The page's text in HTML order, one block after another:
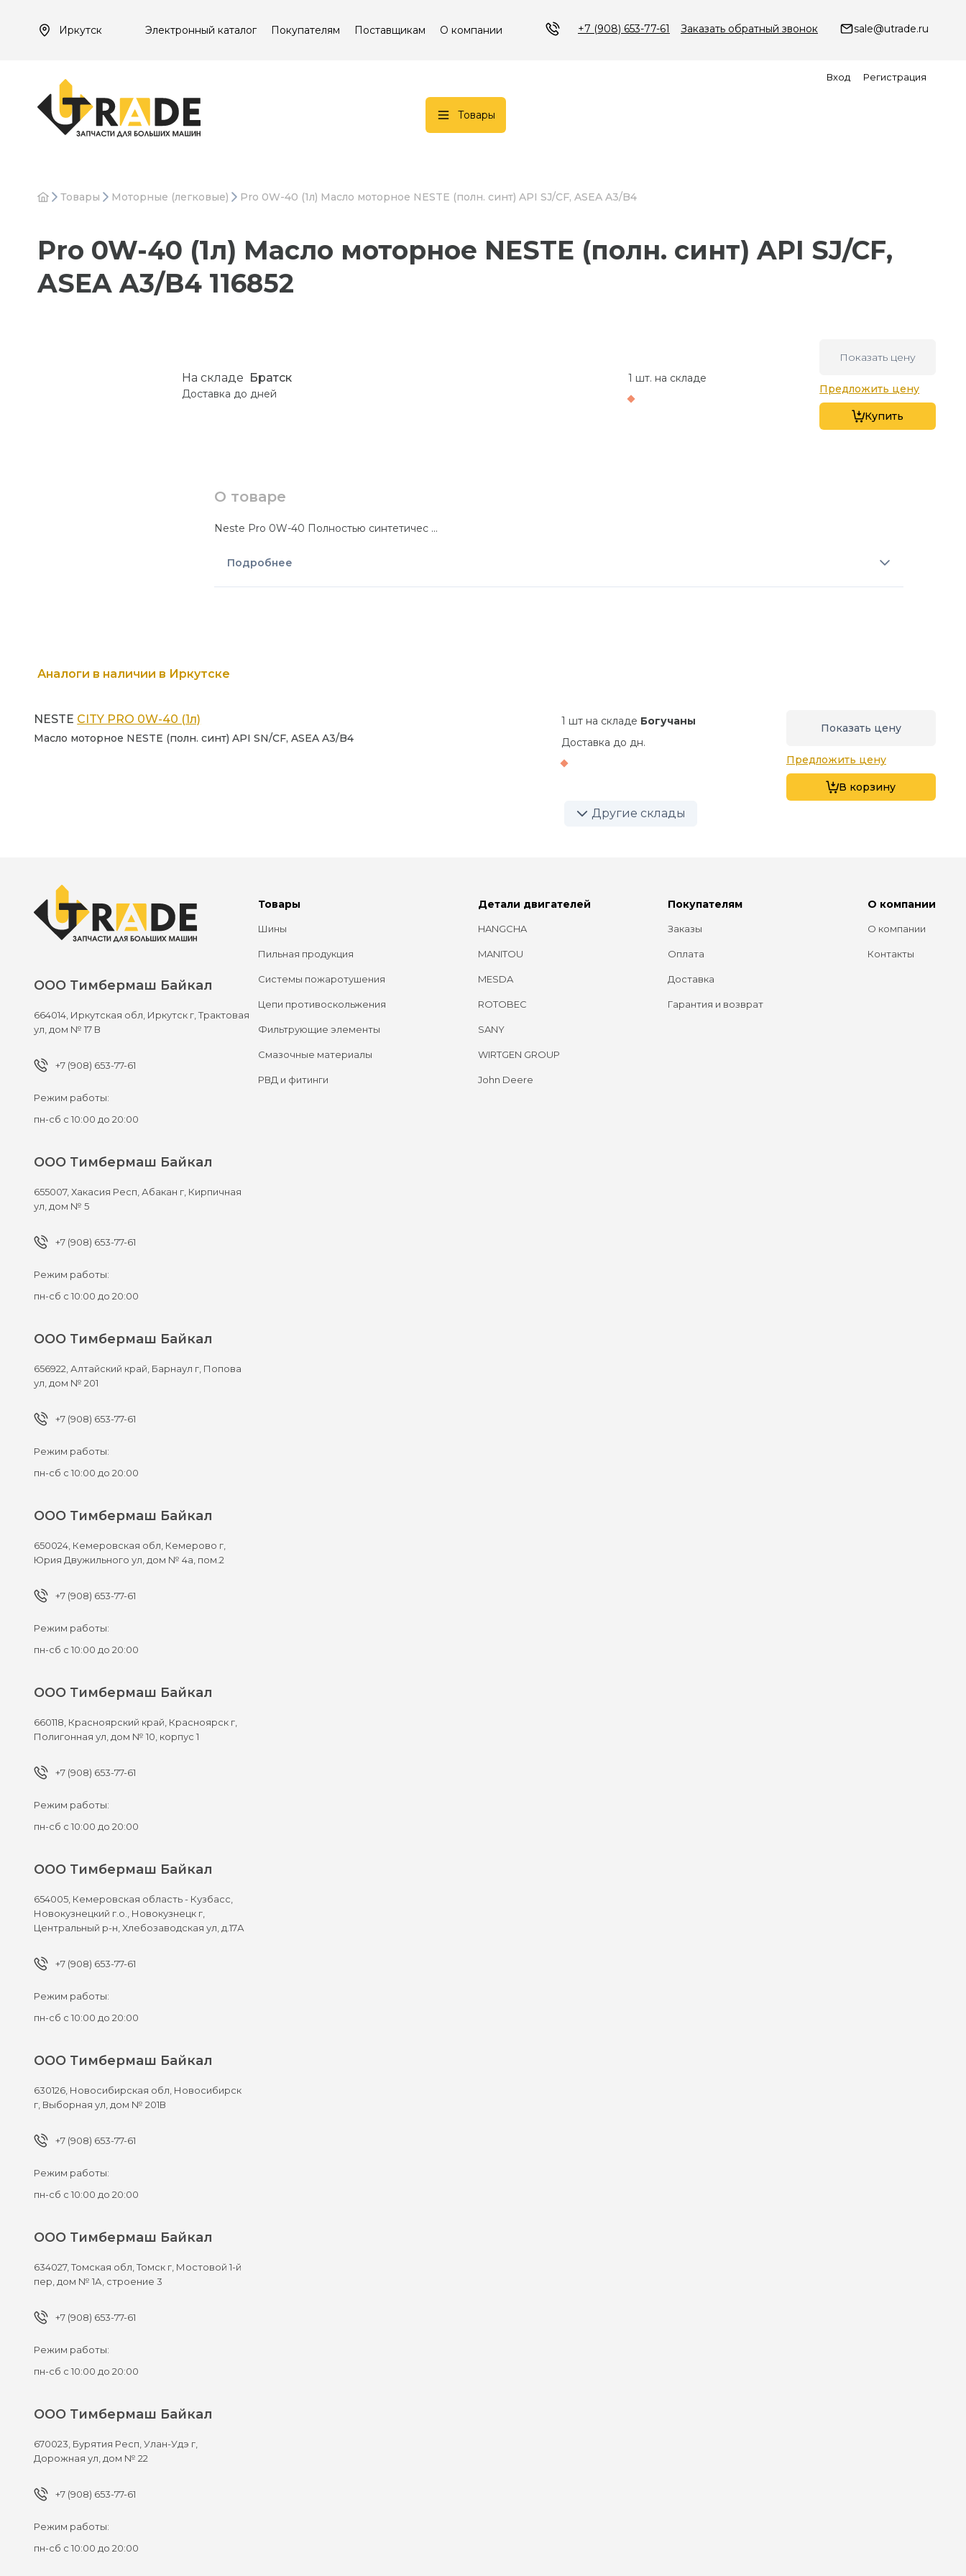
Иркутск Электронный каталог Покупателям Поставщикам О компании +7 (908) 653-77-61 Заказать обратный звонок sale@utrade.ru
Вход Регистрация
Товары
Товары Моторные (легковые) Pro 0W-40 (1л) Масло моторное NESTE (полн. синт) API SJ/CF, ASEA A3/B4
Pro 0W-40 (1л) Масло моторное NESTE (полн. синт) API SJ/CF,
ASEA A3/B4 116852
На складе Братск
Доставка до дней
1 шт. на складе
Показать цену
Предложить цену
Купить
О товаре
Neste Pro 0W-40 Полностью синтетичес ...
Подробнее
Аналоги в наличии в Иркутске
NESTE CITY PRO 0W-40 (1л)
Масло моторное NESTE (полн. синт) API SN/CF, ASEA A3/B4
1 шт на складе Богучаны
Доставка до дн.
Показать цену
Предложить цену
В корзину
Другие склады
ООО Тимбермаш Байкал
664014, Иркутская обл, Иркутск г,Трактовая
ул, дом № 17 В
+7 (908) 653-77-61
Режим работы:
пн-сб с 10:00 до 20:00
ООО Тимбермаш Байкал
655007,Хакасия Респ, Абакан г, Кирпичная
ул, дом № 5
+7 (908) 653-77-61
Режим работы:
пн-сб с 10:00 до 20:00
ООО Тимбермаш Байкал
656922,Алтайский край, Барнаул г, Попова
ул, дом № 201
+7 (908) 653-77-61
Режим работы:
пн-сб с 10:00 до 20:00
ООО Тимбермаш Байкал
650024, Кемеровская обл, Кемерово г,
Юрия Двужильного ул, дом № 4а, пом.2
+7 (908) 653-77-61
Режим работы:
пн-сб с 10:00 до 20:00
ООО Тимбермаш Байкал
660118, Красноярский край, Красноярск г,
Полигонная ул, дом № 10, корпус 1
+7 (908) 653-77-61
Режим работы:
пн-сб с 10:00 до 20:00
ООО Тимбермаш Байкал
654005, Кемеровская область - Кузбасс,
Новокузнецкий г.о., Новокузнецк г,
Центральный р-н, Хлебозаводская ул, д.17А
+7 (908) 653-77-61
Режим работы:
пн-сб с 10:00 до 20:00
ООО Тимбермаш Байкал
630126, Новосибирская обл, Новосибирск
г, Выборная ул, дом № 201В
+7 (908) 653-77-61
Режим работы:
пн-сб с 10:00 до 20:00
ООО Тимбермаш Байкал
634027,Томская обл, Томск г, Мостовой 1-й
пер, дом № 1А, строение 3
+7 (908) 653-77-61
Режим работы:
пн-сб с 10:00 до 20:00
ООО Тимбермаш Байкал
670023, Бурятия Респ, Улан-Удэ г,
Дорожная ул, дом № 22
+7 (908) 653-77-61
Режим работы:
пн-сб с 10:00 до 20:00
Товары
Шины
Пильная продукция
Системы пожаротушения
Цепи противоскольжения
Фильтрующие элементы
Смазочные материалы
РВД и фитинги
Детали двигателей
HANGCHA
MANITOU
MESDA
ROTOBEC
SANY
WIRTGEN GROUP
John Deere
Покупателям
Заказы
Оплата
Доставка
Гарантия и возврат
О компании
О компании
Контакты